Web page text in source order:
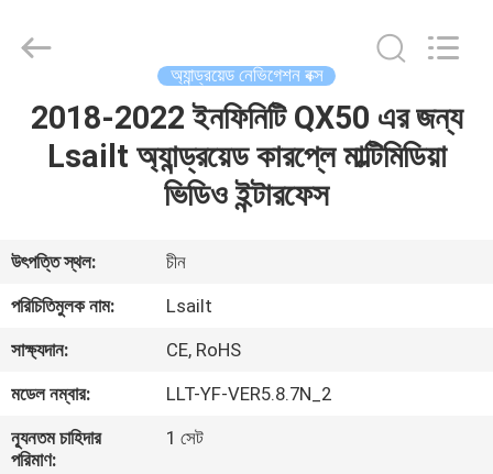
বাড়ি
ভিডিও
সম্পর্কে
কারখানা
Electron
Co.,Ltd.
Reserved.
অ্যান্ড্রয়েড নেভিগেশন বক্স
2018-2022 ইনফিনিটি QX50 এর জন্য
Lsailt অ্যান্ড্রয়েড কারপ্লে মাল্টিমিডিয়া
ভিডিও ইন্টারফেস
উৎপত্তি স্থল:
চীন
পরিচিতিমুলক নাম:
Lsailt
সাক্ষ্যদান:
CE, RoHS
মডেল নম্বার:
LLT-YF-VER5.8.7N_2
ন্যূনতম চাহিদার
পরিমাণ:
1 সেট